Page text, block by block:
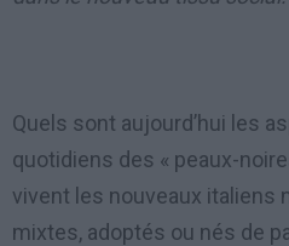
Quels sont aujourd’hui les
quotidiens des « peaux-
vivent les nouveaux italiens
mixtes, adoptés ou nés de